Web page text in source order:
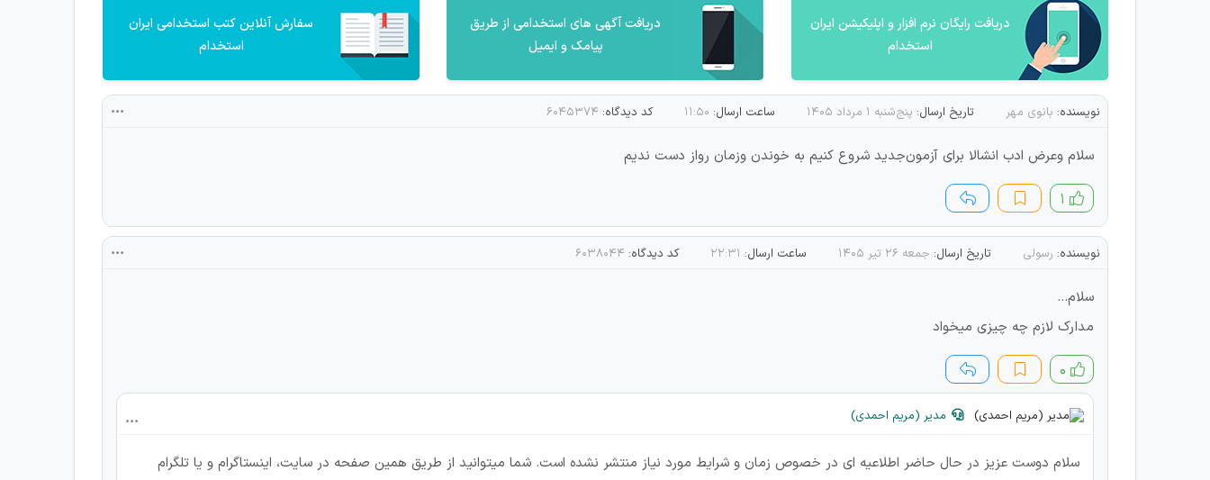
دریافت رایگان نرم افزار و اپلیکیشن ایران
استخدام
دریافت آگهی های استخدامی از طریق
پیامک و ایمیل
سفارش آنلاین کتب استخدامی ایران
استخدام
نویسنده: بانوی مهر تاریخ ارسال: پنج‌شنبه ۱ مرداد ۱۴۰۵ ساعت ارسال: ۱۱:۵۰ کد دیدگاه: ۶۰۴۵۳۷۴
سلام وعرض ادب انشالا برای آزمون‌جدید شروع کنیم به خوندن وزمان رواز دست ندیم
۱
نویسنده: رسولی تاریخ ارسال: جمعه ۲۶ تیر ۱۴۰۵ ساعت ارسال: ۲۲:۳۱ کد دیدگاه: ۶۰۳۸۰۴۴
سلام...
مدارک لازم چه چیزی میخواد
۰
مدیر (مریم احمدی)
سلام دوست عزیز در حال حاضر اطلاعیه ای در خصوص زمان و شرایط مورد نیاز منتشر نشده است. شما میتوانید از طریق همین صفحه در سایت، اینستاگرام و یا تلگرام